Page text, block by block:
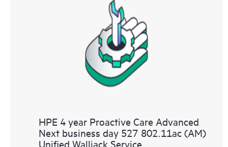
HPE 4 year Proactive Care Advanced
Next business day 527 802.11ac (AM)
Unified Walljack Service